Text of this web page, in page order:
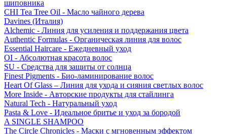
шиповника
CHI Tea Tree Oil - Масло чайного дерева
Davines (Италия)
Alchemic - Линия для усиления и поддержания цвета
Authentic Formulas - Органическая линия для волос
Essential Haircare - Eжедневный уход
OI - Абсолютная красота волос
SU - Средства для защиты от солнца
Finest Pigments - Био-ламинирование волос
Heart Of Glass – Линия для ухода и сияния светлых волос
More Inside - Авторские продукты для стайлинга
Natural Tech - Натуральный уход
Pasta & Love - Идеальное бритье и уход за бородой
A SINGLE SHAMPOO
The Circle Chronicles - Маски с мгновенным эффектом